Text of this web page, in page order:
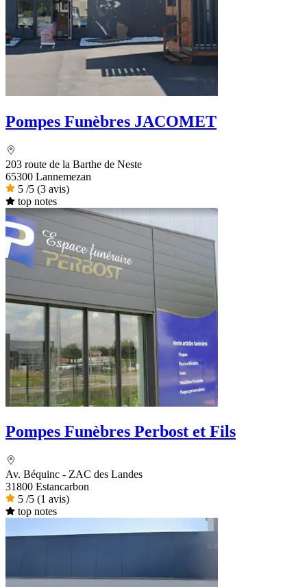
Pompes Funèbres JACOMET
203 route de la Barthe de Neste
65300 Lannemezan
5 /5 (3 avis)
top notes
Pompes Funèbres Perbost et Fils
Av. Béquinc - ZAC des Landes
31800 Estancarbon
5 /5 (1 avis)
top notes